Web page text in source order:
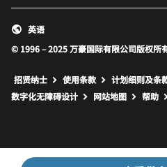
© 1996 – 2025 万豪国际有限公司版权所
英语
招贤纳士 使用条款 计划细则及条
数字化无障碍设计
网站地图 打开
帮助